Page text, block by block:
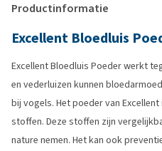
Productinformatie
Excellent Bloedluis
Excellent Bloedluis Poeder werkt
en vederluizen kunnen
bij vogels. Het poeder van
stoffen. Deze stoffen zijn
nature nemen. Het kan ook